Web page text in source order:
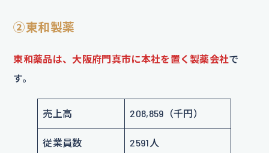
②東和製薬
東和薬品は、大阪府門真市に本社を置く製薬会社で
す。
売上高 208,859（千円）
従業員数 2591人